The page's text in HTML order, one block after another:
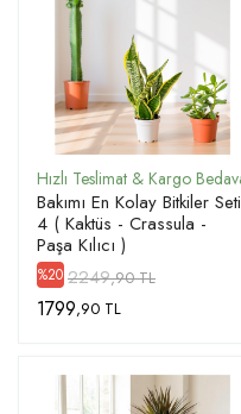
Bakımı En Kolay Bitkiler Seti
4 ( Kaktüs - Crassula -
Paşa Kılıcı )
%20 2249,90 TL
1799,90 TL